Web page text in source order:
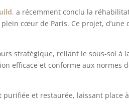
, a récemment conclu la
cœur de Paris. Ce projet, d’une
stratégique, reliant le sous-sol à
efficace et conforme aux normes
et restaurée, laissant place